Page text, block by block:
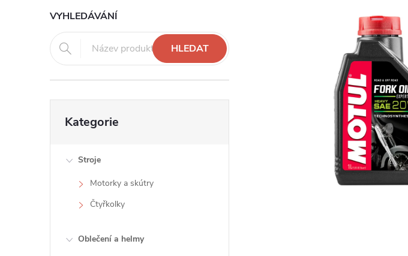
P
o
s
VYHLEDÁVÁNÍ
HLEDAT
kategorie
Kategorie
Stroje
Motorky a skútry
Čtyřkolky
Oblečení a helmy